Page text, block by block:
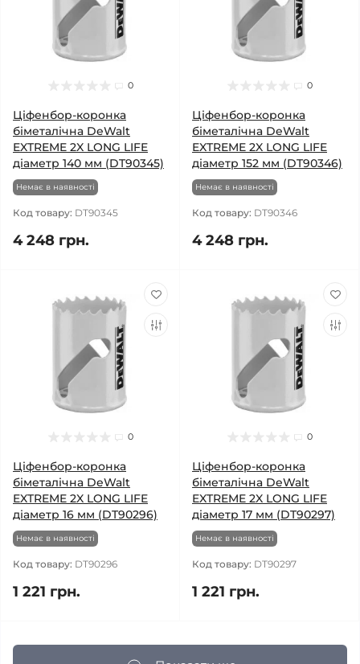
0
Ціфенбор-коронка
біметалічна DeWalt
EXTREME 2X LONG LIFE
діаметр 140 мм (DT90345)
Немає в наявності
Код товару: DT90345
4 248 грн.
0
Ціфенбор-коронка
біметалічна DeWalt
EXTREME 2X LONG LIFE
діаметр 152 мм (DT90346)
Немає в наявності
Код товару: DT90346
4 248 грн.
0
Ціфенбор-коронка
біметалічна DeWalt
EXTREME 2X LONG LIFE
діаметр 16 мм (DT90296)
Немає в наявності
Код товару: DT90296
1 221 грн.
0
Ціфенбор-коронка
біметалічна DeWalt
EXTREME 2X LONG LIFE
діаметр 17 мм (DT90297)
Немає в наявності
Код товару: DT90297
1 221 грн.